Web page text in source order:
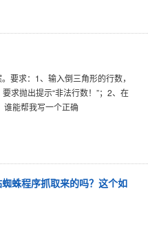
要求：1、输入倒三角形的行数，
求抛出提示“非法行数！”；2、在
谁能帮我写一个正确
蛛程序抓取来的吗？这个如